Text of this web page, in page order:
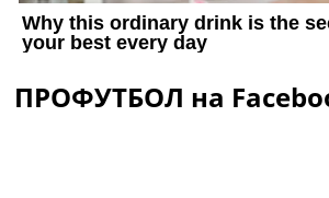
ПРОФУТБОЛ на